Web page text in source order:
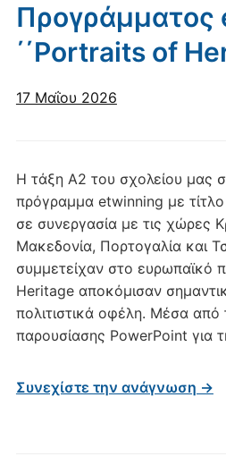
Προγράμματος
΄΄Portraits of
17 Μαΐου 2026
Η τάξη Α2 του σχολείου μας
πρόγραμμα etwinning με
σε συνεργασία με τις χώρες
Μακεδονία, Πορτογαλία και
συμμετείχαν στο ευρωπαϊκό
Heritage αποκόμισαν
πολιτιστικά οφέλη. Μέσα από
παρουσίασης PowerPoint για
Συνεχίστε την ανάγνωση →